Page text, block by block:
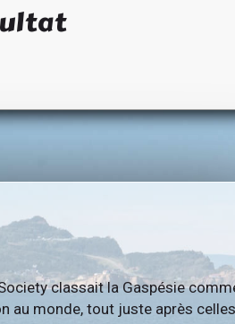
classait la Gaspésie
au monde, tout juste après